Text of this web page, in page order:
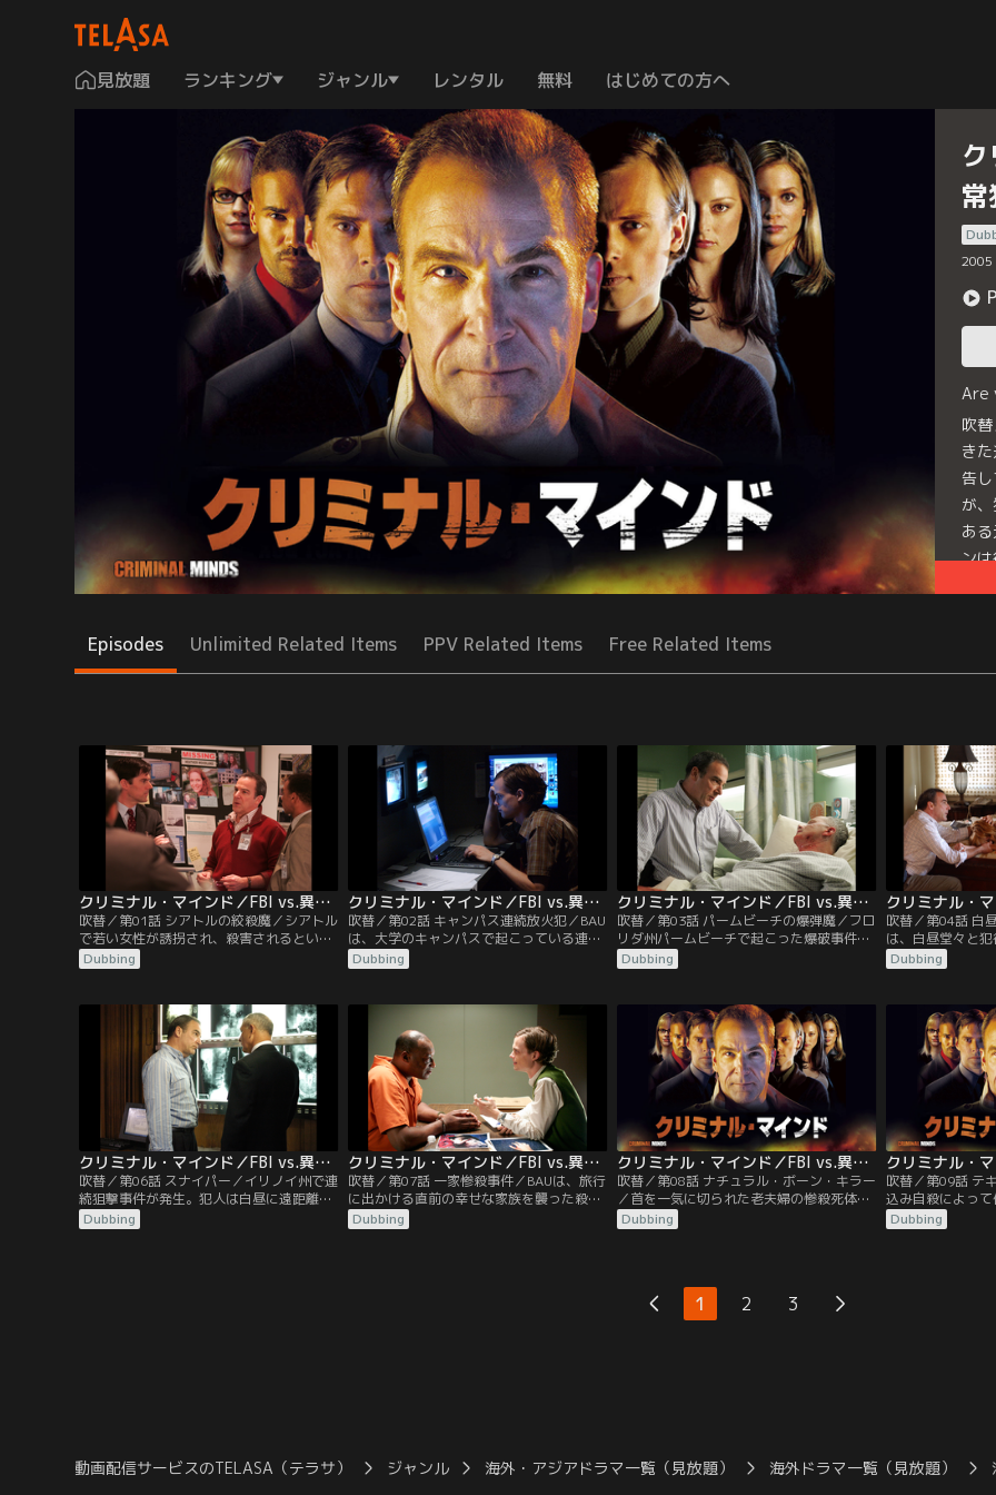
見放題 ランキング ジャンル レンタル 無料 はじめての方へ
2005
Are
吹
き
告
が
あ
ン
Episodes Unlimited Related Items PPV Related Items Free Related Items
クリミナル・マインド／FBI vs.異常犯罪 シーズン1 第01話／吹替
吹替／第01話 シアトルの絞殺魔／シアトル
で若い女性が誘拐され、殺害されるという
事件が起こり、BAU（FBI行動分析課）に捜
査の要請がかかる。過去の行き過ぎた捜査
のギデオンも呼ばれるが、それは密かに上
層部がギデオンの執務能力を検証する査定
でもあった…。
Dubbing
クリミナル・マインド／FBI vs.異常犯罪 シーズン1 第02話／吹替
吹替／第02話 キャンパス連続放火犯／BAU
は、大学のキャンパスで起こっている連続
放火事件を調査する。ほとんどの証拠が焼
失し、手掛かりが少ない状況では、捜査は
犯人は、プロファイリングで導き出される
犯人像とは違う行動を取り、捜査は難航。
BAUは、常識的な分析から頭を切り替え、
新たな犯人像に迫ることができるのか…？
Dubbing
クリミナル・マインド／FBI vs.異常犯罪 シーズン1 第03話／吹替
吹替／第03話 パームビーチの爆弾魔／フロ
リダ州パームビーチで起こった爆破事件の
捜査に乗り出したBAU。爆弾を復元したモ
ーガンは、そのあまりの精巧さに驚き、同
ると思われるその人物に会いに、ある場所
に向かったギデオン。その人物こそ、ギデ
オンの心に深い傷を負わせ、現場を離れる
原因となった張本人だった…。
Dubbing
吹替／第04話 白
は、白昼堂々と
人事件の犯人を
にサンディエゴ
り、4件目の犯行
語詩の1節を残
つリードは、こ
を読み解こうと
Dubbing
クリミナル・マインド／FBI vs.異常犯罪 シーズン1 第06話／吹替
吹替／第06話 スナイパー／イリノイ州で連
続狙撃事件が発生。犯人は白昼に遠距離か
ら無差別に狙撃し、その行動は次第にエス
カレートしていく。BAUは調査を開始する
Dubbing
クリミナル・マインド／FBI vs.異常犯罪 シーズン1 第07話／吹替
吹替／第07話 一家惨殺事件／BAUは、旅行
に出かける直前の幸せな家族を襲った殺人
犯の調査に乗り出す。事件を調べていくう
ちに、数か月前に同様の手口で別の一家が
Dubbing
クリミナル・マインド／FBI vs.異常犯罪 シーズン1 第08話／吹替
吹替／第08話 ナチュラル・ボーン・キラー
／首を一気に切られた老夫婦の惨殺死体が
発見される。さらに死体には拷問の痕跡も
見受けられた。しかしギデオンは、バスタ
ら、犯人は何度も殺人を経験していると推
測。そして彼らの調査は幾つかの未解決事
件にたどり着くが……。
Dubbing
吹替／第09話 テ
込み自殺によっ
またま乗り合わ
と、乗客の中に
Dubbing
1 2 3
動画配信サービスのTELASA（テラサ） ジャンル 海外・アジアドラマ一覧（見放題） 海外ドラマ一覧（見放題）